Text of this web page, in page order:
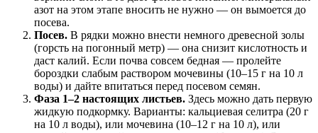
азот на этом этапе вносить не нужно — он вымоется до
посева.
Посев. В рядки можно внести немного древесной золы
(горсть на погонный метр) — она снизит кислотность и
даст калий. Если почва совсем бедная — пролейте
бороздки слабым раствором мочевины (10–15 г на 10 л
воды) и дайте впитаться перед посевом семян.
Фаза 1–2 настоящих листьев. Здесь можно дать первую
жидкую подкормку. Варианты: кальциевая селитра (20 г
на 10 л воды), или мочевина (10–12 г на 10 л), или